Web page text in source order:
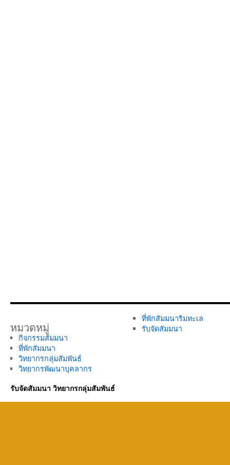
หมวดหมู่
กิจกรรมสัมมนา
ที่พักสัมมนา
วิทยากรกลุ่มสัมพันธ์
วิทยากรพัฒนาบุคลากร
ที่พักสัมมนาริมทะเล
รับจัดสัมมนา
รับจัดสัมมนา วิทยากรกลุ่มสัมพันธ์